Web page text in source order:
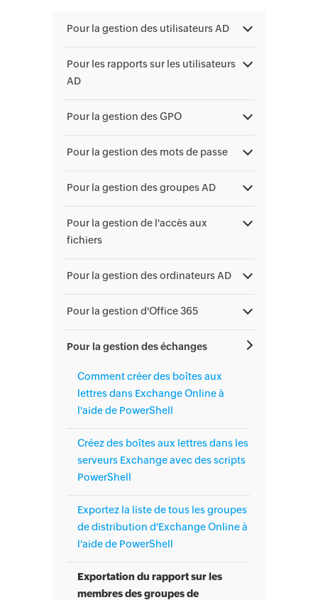
Pour la gestion des utilisateurs AD
Pour les rapports sur les utilisateurs
AD
Pour la gestion des GPO
Pour la gestion des mots de passe
Pour la gestion des groupes AD
Pour la gestion de l'accès aux
fichiers
Pour la gestion des ordinateurs AD
Pour la gestion d'Office 365
Pour la gestion des échanges
Comment créer des boîtes aux
lettres dans Exchange Online à
l'aide de PowerShell
Créez des boîtes aux lettres dans les
serveurs Exchange avec des scripts
PowerShell
Exportez la liste de tous les groupes
de distribution d'Exchange Online à
l'aide de PowerShell
Exportation du rapport sur les
membres des groupes de